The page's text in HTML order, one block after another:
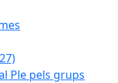
Ple pels grups